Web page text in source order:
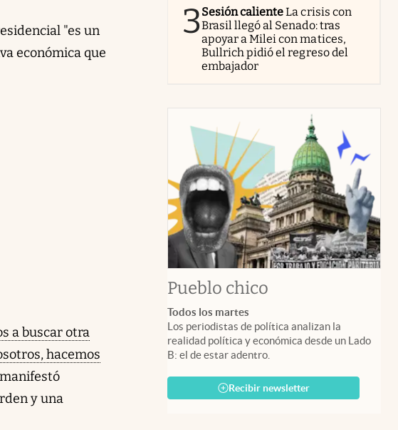
"es un
económica que
a buscar otra
hacemos
y una
3Sesión calienteLa crisis con
Brasil llegó al Senado: tras
apoyar a Milei con matices,
Bullrich pidió el regreso del
embajador
Pueblo chico
Todos los martes
Los periodistas de política analizan la
realidad política y económica desde un Lado
B: el de estar adentro.
Recibir newsletter